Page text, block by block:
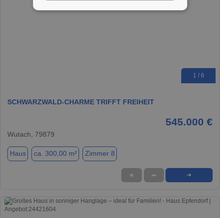
1 / 6
SCHWARZWALD-CHARME TRIFFT FREIHEIT
545.000 €
Wutach, 79879
Haus ca. 300,00 m² Zimmer 8
★ ➦ ➜